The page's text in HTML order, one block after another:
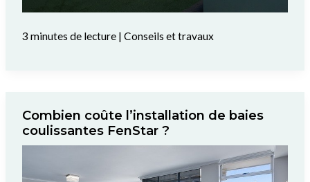
3 minutes de lecture| Conseils et travaux
Combien coûte l’installation de baies
coulissantes FenStar ?